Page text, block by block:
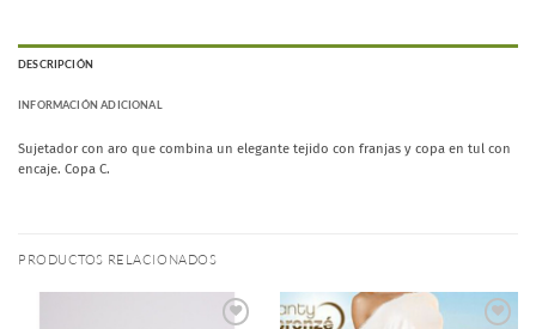
DESCRIPCIÓN
INFORMACIÓN ADICIONAL
Sujetador con aro que combina un elegante tejido con franjas y copa en tul con
encaje. Copa C.
PRODUCTOS RELACIONADOS